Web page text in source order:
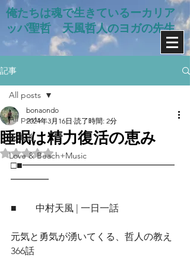
俺たちは魂で生きているー​カリア
ッパ聖哲 天風哲人のヨガの先生
記事
All posts
天風道
Love & Beach+Music
All posts
睡眠は精力復活の恵み
bonaondo
2024年3月16日 読了時間: 2分
5つ星のうちNaNと評価されています。
□■━━━━━━━━━━━━━━━━
━━━━
■　　中村天風 | 一日一話
元気と勇気が湧いてくる、哲人の教え
366話